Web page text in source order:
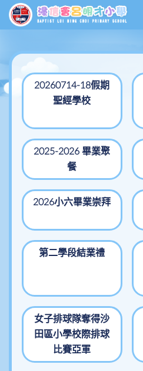
20260714-18假期
聖經學校
2025-2026 畢業聚
餐
2026小六畢業崇拜
第二學段結業禮
女子排球隊奪得沙
田區小學校際排球
比賽亞軍